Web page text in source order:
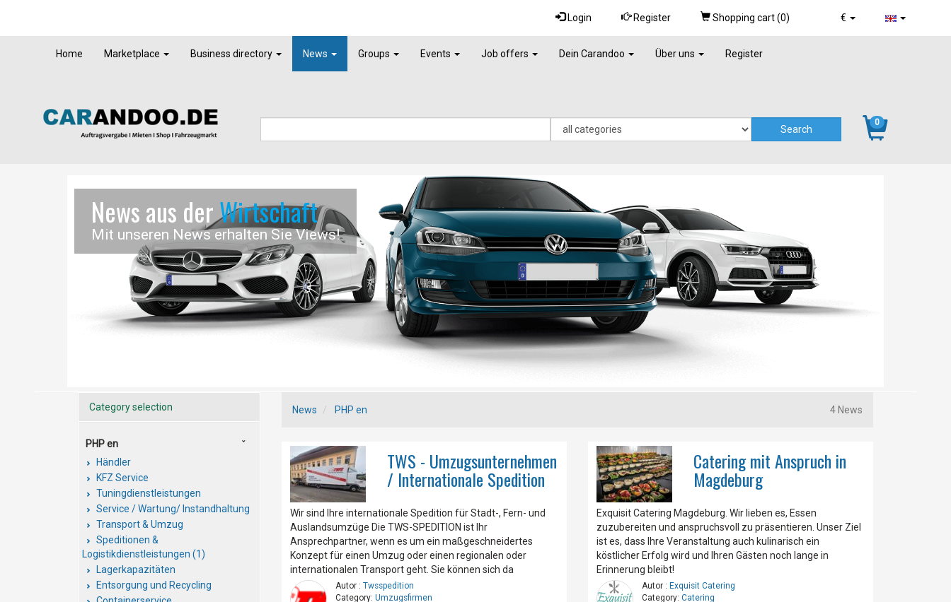
€
Login Register Shopping cart (0)
Home Marketplace Business directory News Groups Events Job offers Dein Carandoo Über uns Register
0
News aus derWirtschaft
Mit unseren News erhalten Sie Views!
News PHP en 4 News
TWS - Umzugsunternehmen
/ Internationale Spedition
Wir sind Ihre internationale Spedition für Stadt-, Fern- und
Auslandsumzüge Die TWS-SPEDITION ist Ihr
Ansprechpartner, wenn es um ein maßgeschneidertes
Konzept für einen Umzug oder einen regionalen oder
internationalen Transport geht. Sie können sich da
Autor :Twsspedition
Category:Umzugsfirmen
Catering mit Anspruch in
Magdeburg
Exquisit Catering Magdeburg. Wir lieben es, Essen
zuzubereiten und anspruchsvoll zu präsentieren. Unser Ziel
ist es, dass Ihre Veranstaltung auch kulinarisch ein
köstlicher Erfolg wird und Ihren Gästen noch lange in
Erinnerung bleibt!
Autor :Exquisit Catering
Category:Catering
Category selection
PHP en
Händler
KFZ Service
Tuningdienstleistungen
Service / Wartung/ Instandhaltung
Transport & Umzug
Speditionen &
Logistikdienstleistungen (1)
Lagerkapazitäten
Entsorgung und Recycling